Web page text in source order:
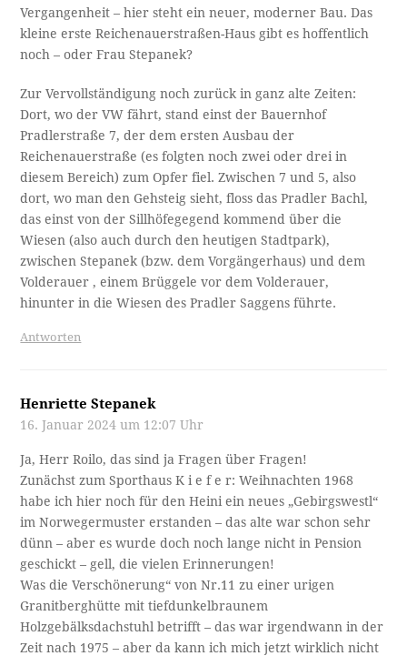
Vergangenheit – hier steht ein neuer, moderner Bau. Das
kleine erste Reichenauerstraßen-Haus gibt es hoffentlich
noch – oder Frau Stepanek?
Zur Vervollständigung noch zurück in ganz alte Zeiten:
Dort, wo der VW fährt, stand einst der Bauernhof
Pradlerstraße 7, der dem ersten Ausbau der
Reichenauerstraße (es folgten noch zwei oder drei in
diesem Bereich) zum Opfer fiel. Zwischen 7 und 5, also
dort, wo man den Gehsteig sieht, floss das Pradler Bachl,
das einst von der Sillhöfegegend kommend über die
Wiesen (also auch durch den heutigen Stadtpark),
zwischen Stepanek (bzw. dem Vorgängerhaus) und dem
Volderauer , einem Brüggele vor dem Volderauer,
hinunter in die Wiesen des Pradler Saggens führte.
Antworten
Henriette Stepanek
16. Januar 2024 um 12:07 Uhr
Ja, Herr Roilo, das sind ja Fragen über Fragen!
Zunächst zum Sporthaus K i e f e r: Weihnachten 1968
habe ich hier noch für den Heini ein neues „Gebirgswestl“
im Norwegermuster erstanden – das alte war schon sehr
dünn – aber es wurde doch noch lange nicht in Pension
geschickt – gell, die vielen Erinnerungen!
Was die Verschönerung“ von Nr.11 zu einer urigen
Granitberghütte mit tiefdunkelbraunem
Holzgebälksdachstuhl betrifft – das war irgendwann in der
Zeit nach 1975 – aber da kann ich mich jetzt wirklich nicht